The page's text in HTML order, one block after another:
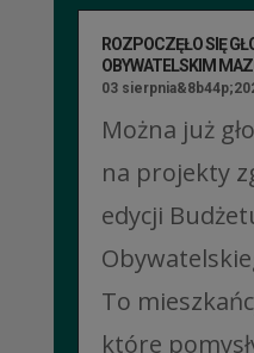
ROZPOCZĘŁO SIĘ
OBYWATELSKIM
03
Można już
na projekty
edycji
To
które